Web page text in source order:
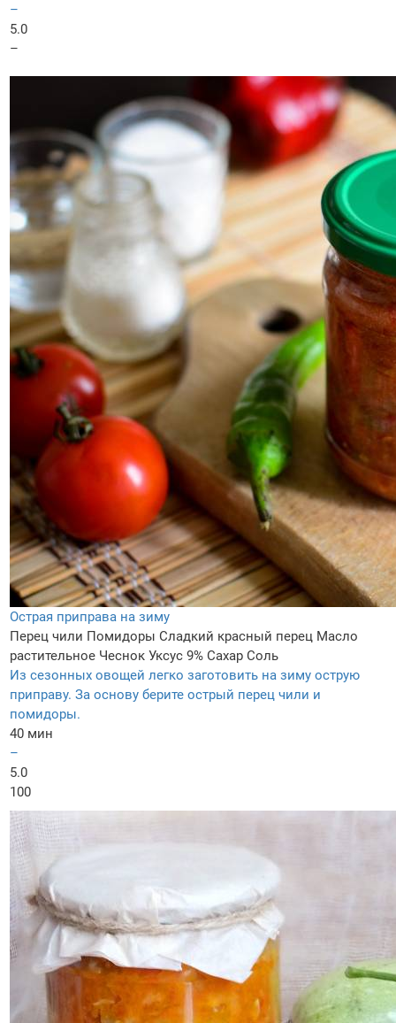
–
5.0
–
Острая приправа на зиму
Перец чили Помидоры Сладкий красный перец Масло
растительное Чеснок Уксус 9% Сахар Соль
Из сезонных овощей легко заготовить на зиму острую
приправу. За основу берите острый перец чили и
помидоры.
40 мин
–
5.0
100